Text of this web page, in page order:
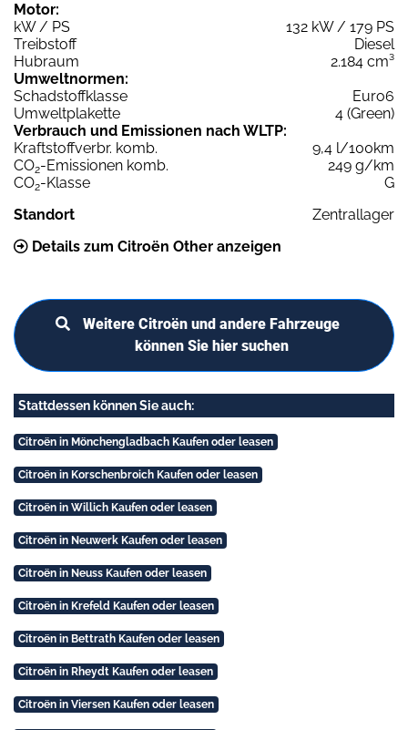
Motor:
kW / PS
132 kW / 179 PS
Treibstoff
Diesel
Hubraum
2.184 cm³
Umweltnormen:
Schadstoffklasse
Euro6
Umweltplakette
4 (Green)
Verbrauch und Emissionen nach WLTP:
Kraftstoffverbr. komb.
9,4 l/100km
CO2-Emissionen komb.
249 g/km
CO2-Klasse
G
Standort
Zentrallager
Details zum Citroën Other anzeigen
Weitere Citroën und andere Fahrzeuge
können Sie hier suchen
Stattdessen können Sie auch:
Citroën in Mönchengladbach Kaufen oder leasen
Citroën in Korschenbroich Kaufen oder leasen
Citroën in Willich Kaufen oder leasen
Citroën in Neuwerk Kaufen oder leasen
Citroën in Neuss Kaufen oder leasen
Citroën in Krefeld Kaufen oder leasen
Citroën in Bettrath Kaufen oder leasen
Citroën in Rheydt Kaufen oder leasen
Citroën in Viersen Kaufen oder leasen